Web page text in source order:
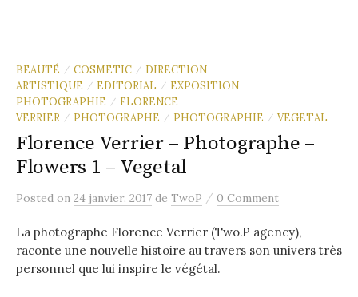
BEAUTÉ / COSMETIC / DIRECTION
ARTISTIQUE
/ EDITORIAL / EXPOSITION
PHOTOGRAPHIE
/ FLORENCE
VERRIER
/ PHOTOGRAPHE / PHOTOGRAPHIE / VEGETAL
Florence Verrier – Photographe –
Flowers 1 – Vegetal
Posted on 24 janvier. 2017 de TwoP / 0 Comment
La photographe Florence Verrier (Two.P agency),
raconte une nouvelle histoire au travers son univers très
personnel que lui inspire le végétal.